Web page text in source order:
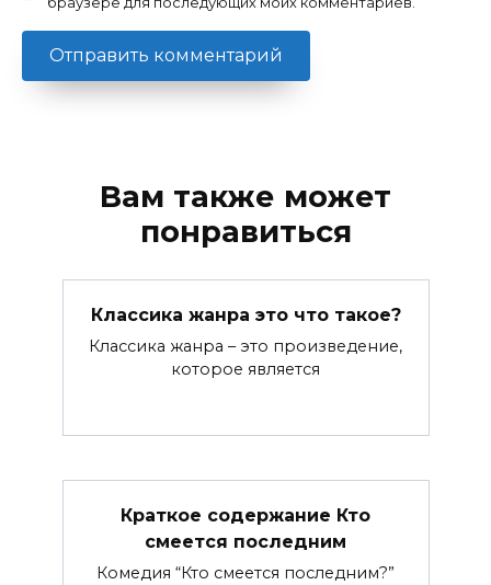
Вам также может
понравиться
Классика жанра это что такое?
Классика жанра – это произведение,
которое является
Краткое содержание Кто
смеется последним
Комедия “Кто смеется последним?”